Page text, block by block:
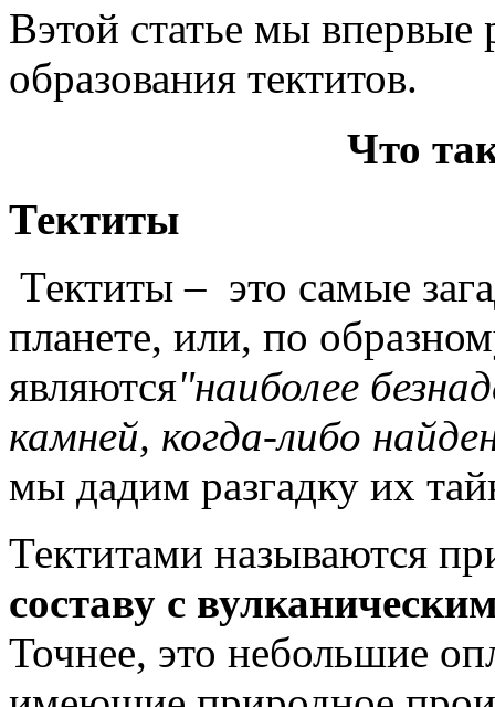
Вэтой статье мы
образования тектитов.
Что
Тектиты
Тектиты – это самые
планете, или, по
являются"наиболее
камней, когда-либо
мы дадим разгадку их
Тектитами называются
составу с
Точнее, это небольшие